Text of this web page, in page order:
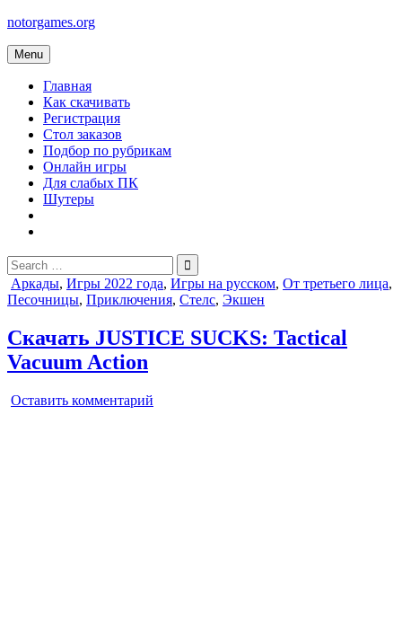
Skip
content
notorgames.org
Menu
Главная
Как скачивать
Регистрация
Стол заказов
Подбор по рубрикам
Онлайн игры
Для слабых ПК
Шутеры
Search
for:
Posted
in
Аркады, Игры 2022 года, Игры на русском, От третьего лица,
Песочницы, Приключения, Стелс, Экшен
Скачать JUSTICE SUCKS: Tactical
Vacuum Action
Оставить комментарий